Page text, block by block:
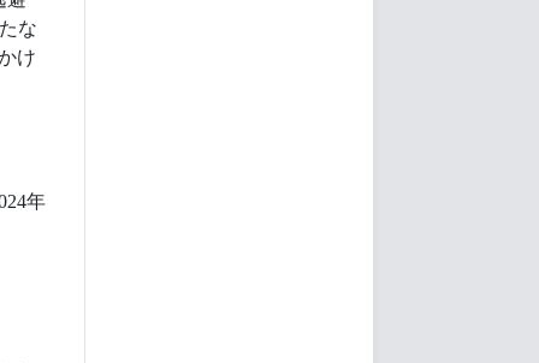
な
け
年